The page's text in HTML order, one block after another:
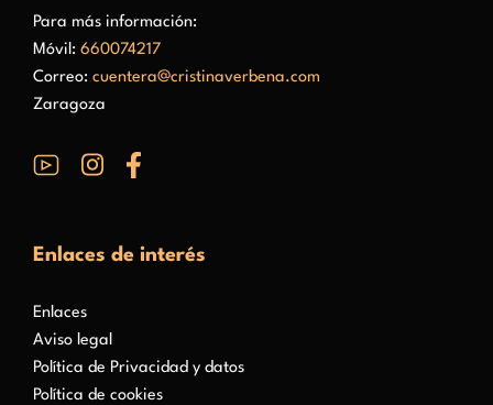
Para más información:
Móvil: 660074217
Correo: cuentera@cristinaverbena.com
Zaragoza
Enlaces de interés
Enlaces
Aviso legal
Política de Privacidad y datos
Política de cookies